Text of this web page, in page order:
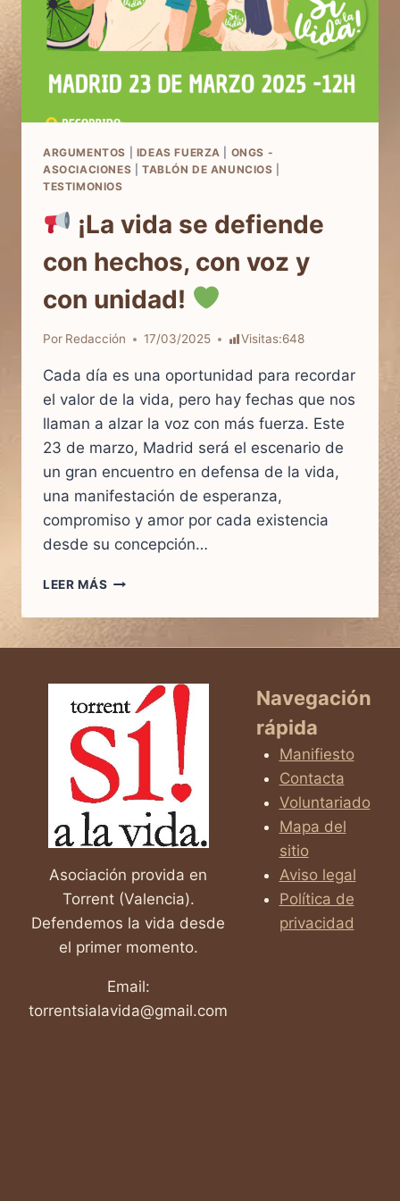
ARGUMENTOS IDEAS FUERZA
ONGS -
ASOCIACIONES
TABLÓN DE ANUNCIOS
TESTIMONIOS
¡La vida se defiende
con hechos, con voz y
con unidad!
Por Redacción 17/03/2025 Visitas:648
Cada día es una oportunidad para recordar
el valor de la vida, pero hay fechas que nos
llaman a alzar la voz con más fuerza. Este
23 de marzo, Madrid será el escenario de
un gran encuentro en defensa de la vida,
una manifestación de esperanza,
compromiso y amor por cada existencia
desde su concepción…
LEER MÁS
VIDA
SE
HECHOS,
CON
VOZ
Y
CON
UNIDAD!
Asociación provida en
Torrent (Valencia).
Defendemos la vida desde
el primer momento.
Email:
torrentsialavida@gmail.com
Navegación
rápida
Manifiesto
Contacta
Voluntariado
Mapa del
sitio
Aviso legal
Política de
privacidad